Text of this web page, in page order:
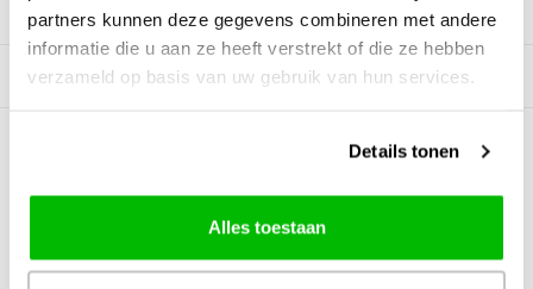
partners kunnen deze gegevens combineren met andere
informatie die u aan ze heeft verstrekt of die ze hebben
verzameld op basis van uw gebruik van hun services.
Details tonen
Alles toestaan
Productomschrijving
Tags